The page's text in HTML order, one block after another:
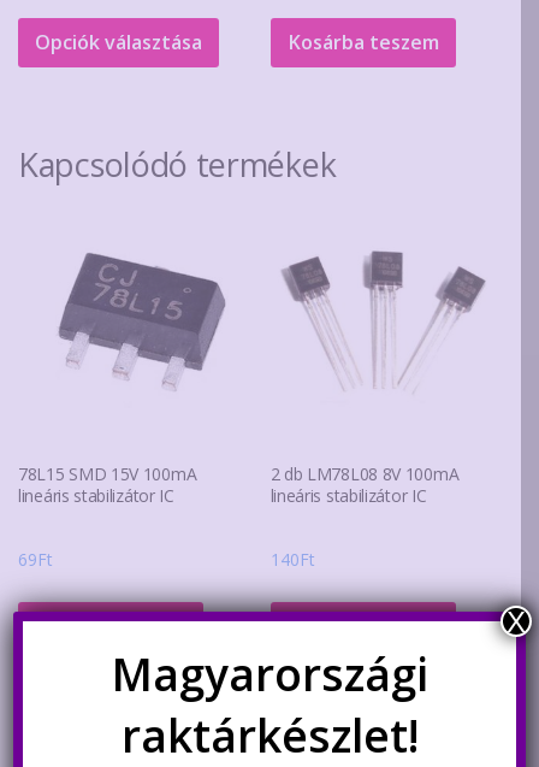
Opciók választása
terméknek
van.
termékoldalon
választhatók
Kosárba teszem
Kapcsolódó termékek
78L15 SMD 15V 100mA
lineáris stabilizátor IC
69Ft
Kosárba teszem
2 db LM78L08 8V 100mA
lineáris stabilizátor IC
140Ft
Kosárba teszem
Magyarországi
raktárkészlet!
X